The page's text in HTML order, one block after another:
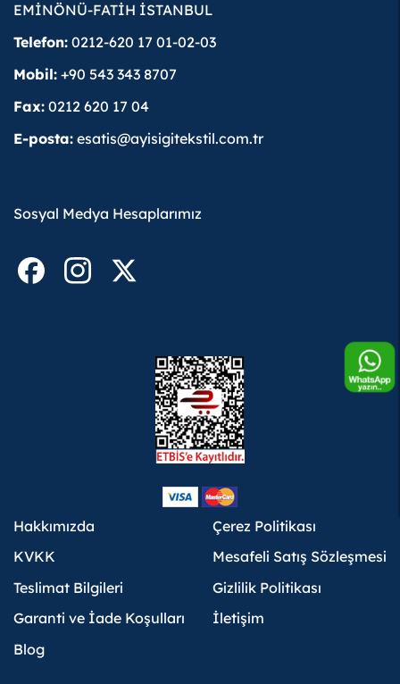
EMİNÖNÜ-FATİH İSTANBUL
Telefon: 0212-620 17 01-02-03
Mobil: +90 543 343 8707
Fax: 0212 620 17 04
E-posta: esatis@ayisigitekstil.com.tr
Sosyal Medya Hesaplarımız
Hakkımızda
KVKK
Teslimat Bilgileri
Garanti ve İade Koşulları
Blog
Çerez Politikası
Mesafeli Satış Sözleşmesi
Gizlilik Politikası
İletişim